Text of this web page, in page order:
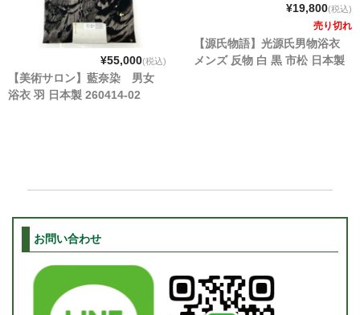
¥55,000(税込)
【美術サロン】藍奈染 男女
浴衣 羽 日本製 260414-02
¥19,800(税込)
売り切れ
【源氏物語】光源氏男物浴衣
メンズ 反物 白 黒 市松 日本製
お問い合わせ